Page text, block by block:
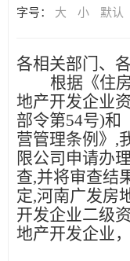
字号： 大 小 默认
各相关部门、
根据《住
地产开发企业
部令第54号)和
营管理条例》,
限公司 申请办
查,并将审查结
定,河南广发房
开发企业二级
地产开发企业